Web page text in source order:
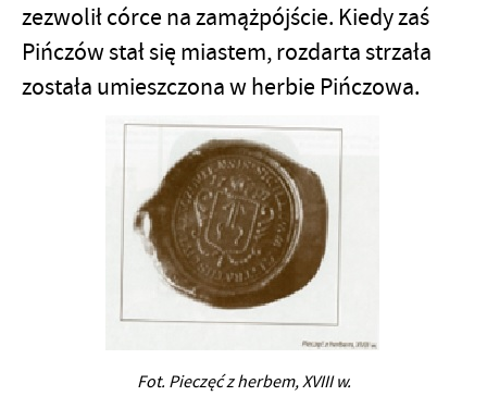
zezwolił córce na zamążpójście. Kiedy zaś
Pińczów stał się miastem, rozdarta strzała
została umieszczona w herbie Pińczowa.
Fot. Pieczęć z herbem, XVIII w.